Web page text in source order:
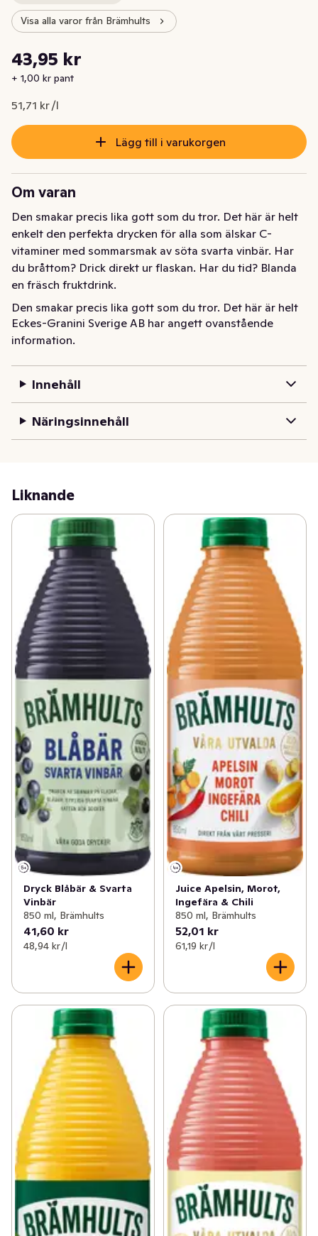
Visa alla varor från Brämhults
Nuvarande pris är: 43,95 kr
43,95 kr
+ 1,00 kr pant
51,71 kr /l
Styckpris: 51,71 kr /l
Lägg till i varukorgen
Om varan
Den smakar precis lika gott som du tror. Det här är helt
enkelt den perfekta drycken för alla som älskar C-
vitaminer med sommarsmak av söta svarta vinbär. Har
du bråttom? Drick direkt ur flaskan. Har du tid? Blanda
en fräsch fruktdrink.
Den smakar precis lika gott som du tror. Det här är helt
enkelt den perfekta drycken för alla som älskar C-
vitaminer med sommarsmak av söta svarta vinbär. Har
Eckes-Granini Sverige AB har angett ovanstående
information.
Innehåll
Näringsinnehåll
Liknande
Dryck Blåbär & Svarta
Vinbär
850 ml, Brämhults
41,60 kr
48,94 kr /l
Juice Apelsin, Morot,
Ingefära & Chili
850 ml, Brämhults
52,01 kr
61,19 kr /l